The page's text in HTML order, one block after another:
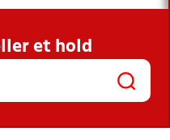
OG NYHEDER
KLUBBER OG
et hold